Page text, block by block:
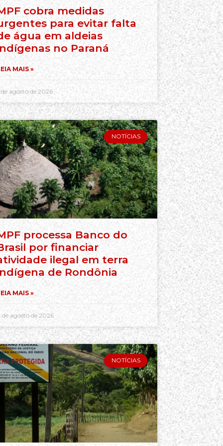
cobra medidas
para evitar falta
água em aldeias
no Paraná
MAIS »
de agosto de 2026
NOTÍCIAS
processa Banco do
por financiar
ilegal em terra
de Rondônia
MAIS »
de agosto de 2026
NOTÍCIAS